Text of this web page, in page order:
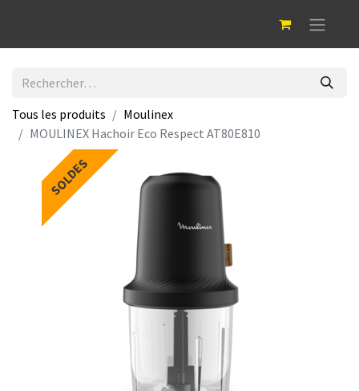
Tous les produits
Moulinex
MOULINEX Hachoir Eco Respect AT80E810
SOLDES